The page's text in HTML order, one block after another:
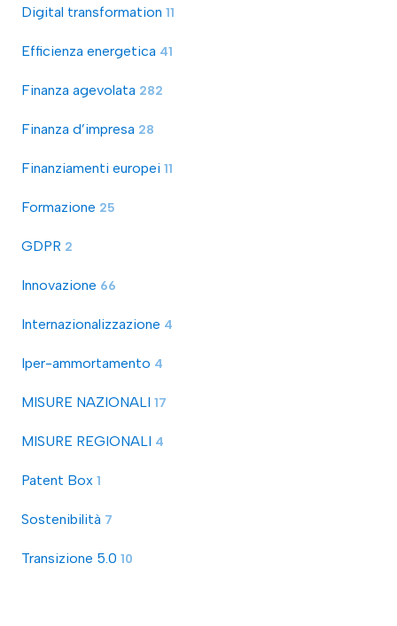
Digital transformation 11
Efficienza energetica 41
Finanza agevolata 282
Finanza d’impresa 28
Finanziamenti europei 11
Formazione 25
GDPR 2
Innovazione 66
Internazionalizzazione 4
Iper-ammortamento 4
MISURE NAZIONALI 17
MISURE REGIONALI 4
Patent Box 1
Sostenibilità 7
Transizione 5.0 10